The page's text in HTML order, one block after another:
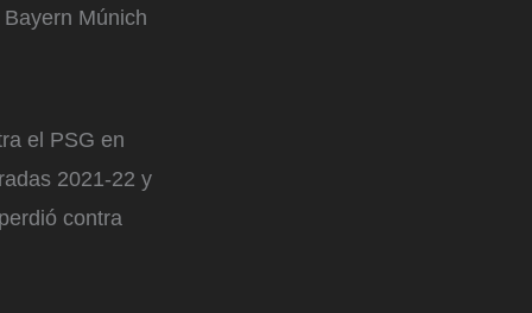
Múnich
el PSG en
2021-22 y
contra